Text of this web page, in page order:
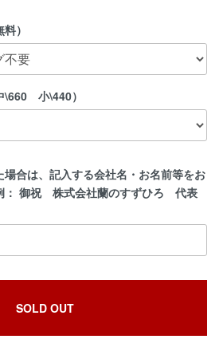
）
小\440）
合は、記入する会社名・お名前等をお
： 御祝 株式会社蘭のすずひろ 代表
SOLD OUT